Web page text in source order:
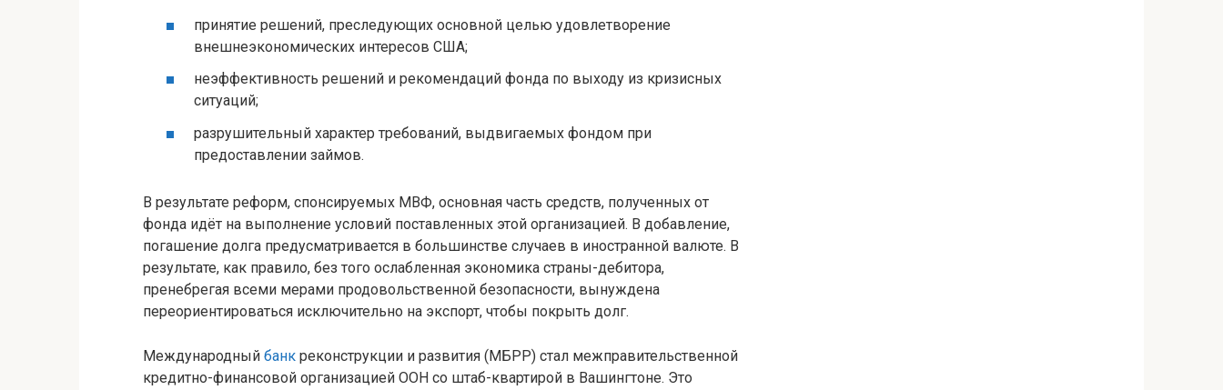
принятие решений, преследующих основной целью удовлетворение
внешнеэкономических интересов США;
неэффективность решений и рекомендаций фонда по выходу из кризисных
ситуаций;
разрушительный характер требований, выдвигаемых фондом при
предоставлении займов.
В результате реформ, спонсируемых МВФ, основная часть средств, полученных от
фонда идёт на выполнение условий поставленных этой организацией. В добавление,
погашение долга предусматривается в большинстве случаев в иностранной валюте. В
результате, как правило, без того ослабленная экономика страны-дебитора,
пренебрегая всеми мерами продовольственной безопасности, вынуждена
переориентироваться исключительно на экспорт, чтобы покрыть долг.
Международный банк реконструкции и развития (МБРР) стал межправительственной
кредитно-финансовой организацией ООН со штаб-квартирой в Вашингтоне. Это